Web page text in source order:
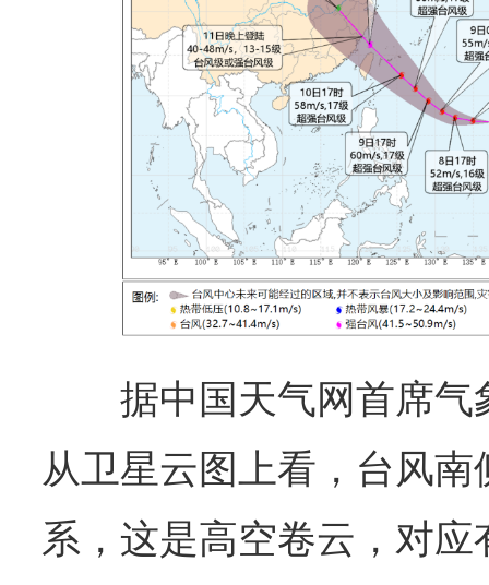
据中国天气网首席
从卫星云图上看，台风
系，这是高空卷云，对